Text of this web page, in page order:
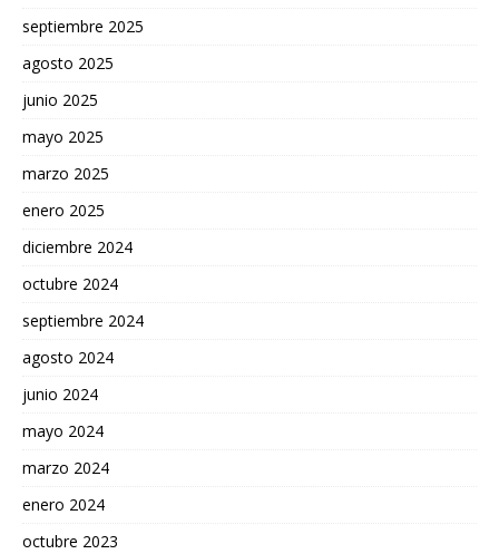
septiembre 2025
agosto 2025
junio 2025
mayo 2025
marzo 2025
enero 2025
diciembre 2024
octubre 2024
septiembre 2024
agosto 2024
junio 2024
mayo 2024
marzo 2024
enero 2024
octubre 2023